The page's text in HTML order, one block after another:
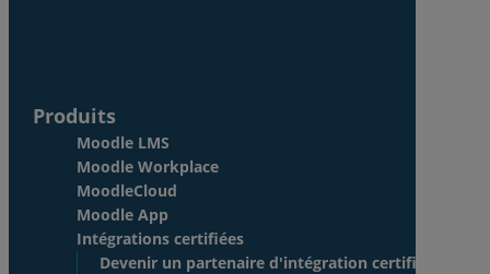
Produits
Moodle LMS
Moodle Workplace
MoodleCloud
Moodle App
Intégrations certifiées
Devenir un partenaire d'intégration certifié